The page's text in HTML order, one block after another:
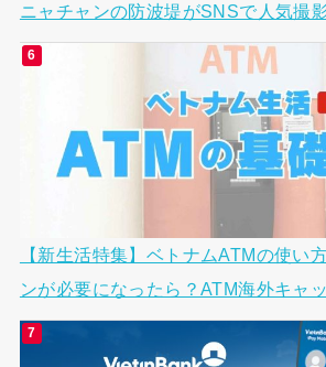
ニャチャンの防波堤がSNSで人気撮
【新生活特集】ベトナムATMの使い
ンが必要になったら？ATM海外キャ